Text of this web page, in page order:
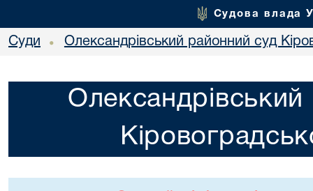
Судова влада
Суди • Олександрівський районний суд